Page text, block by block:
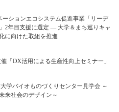
ーションエコシステム促進事業「リーデ
2年目支援に選定 ― 大学＆まち巡りキャ
に向けた取組を推進
DX活用による生産性向上セミナー」
大学バイオものづくりセンター見学会 ～
来社会のデザイン～